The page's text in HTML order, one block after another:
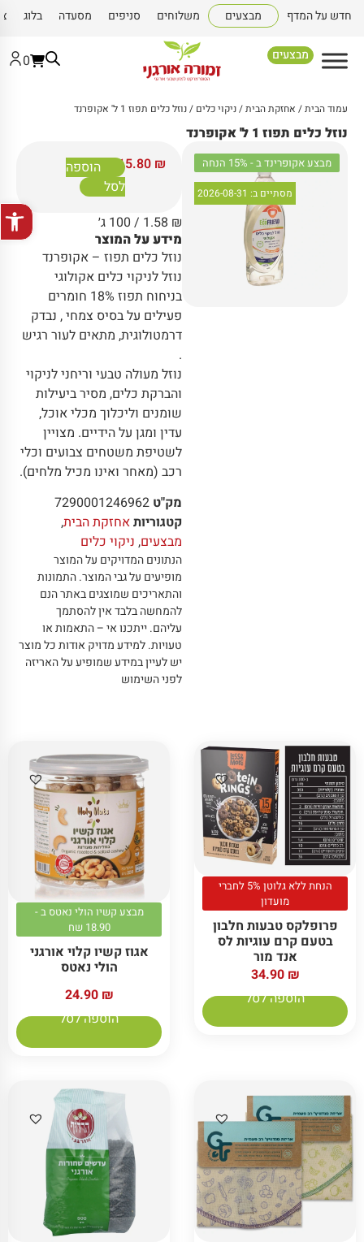
פתח
חדש על המדף מבצעים משלוחים סניפים מסעדה בלוג
מבצעים 0
עמוד הבית/ אחזקת הבית/ניקוי כלים / נוזל כלים תפוז 1 ל' אקופרנד
נוזל כלים תפוז 1 ל' אקופרנד
מבצע אקופרינד ב - 15% הנחה
מסתיים ב: 2026-08-31
15.80 ₪
הוספה
לסל
1.58 ₪
/ 100 ג׳
מידע על המוצר
נוזל כלים תפוז – אקופרנד
נוזל לניקוי כלים אקולוגי
בניחוח תפוז 18% חומרים
פעילים על בסיס צמחי , נבדק
דרמטולוגית, מתאים לעור רגיש
.
נוזל מעולה טבעי וריחני לניקוי
והברקת כלים, מסיר ביעילות
שומנים וליכלוך מכלי אוכל,
עדין ומגן על הידיים. מצויין
לשטיפת משטחים צבועים וכלי
רכב (מאחר ואינו מכיל מלחים).
מק"ט 7290001246962
קטגוריותאחזקת הבית,
מבצעים, ניקוי כלים
הנתונים המדויקים על המוצר
מופיעים על גבי המוצר.התמונות
והתאריכים שמוצגים באתר הנם
להמחשה בלבד אין להסתמך
עליהם.ייתכנו אי – התאמות או
טעויות.למידע מדויק אודות כל מוצר
יש לעיין במידע שמופיע על האריזה
לפני השימוש
הנחת ללא גלוטן 5% לחברי
מועדון
פרופלקס טבעות חלבון
בטעם קרם עוגיות לס
אנד מור
34.90 ₪
הוספה לסל
מבצע קשיו הולי נאטס ב -
18.90 שח
אגוז קשיו קלוי אורגני
הולי נאטס
24.90 ₪
הוספה לסל